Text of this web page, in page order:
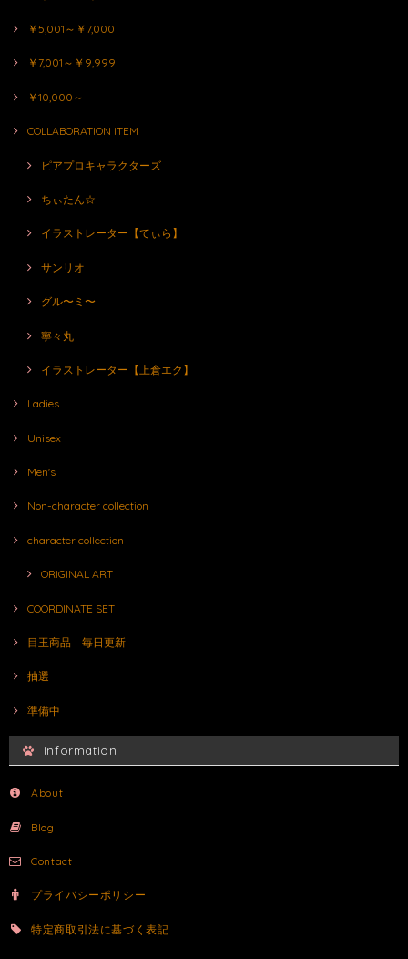
￥5,001～￥7,000
￥7,001～￥9,999
￥10,000～
COLLABORATION ITEM
ピアプロキャラクターズ
ちぃたん☆
イラストレーター【てぃら】
サンリオ
グル〜ミ〜
寧々丸
イラストレーター【上倉エク】
Ladies
Unisex
Men's
Non-character collection
character collection
ORIGINAL ART
COORDINATE SET
目玉商品 毎日更新
抽選
準備中
Information
About
Blog
Contact
プライバシーポリシー
特定商取引法に基づく表記